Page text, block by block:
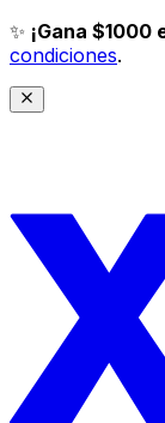
✨ ¡Gana $1000
condiciones.